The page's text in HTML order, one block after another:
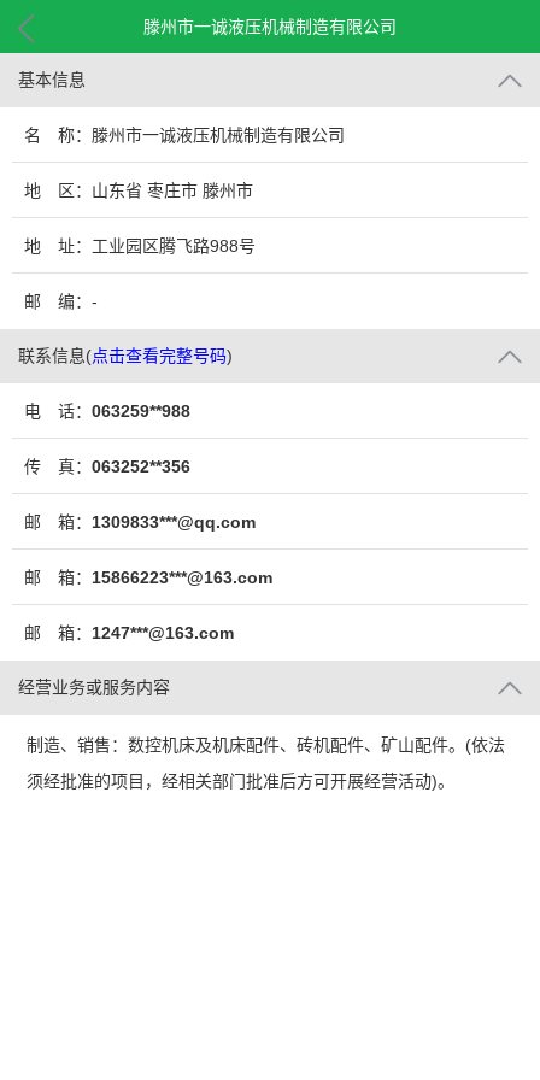
滕州市一诚液压机械制造有限公司
基本信息
名 称：滕州市一诚液压机械制造有限公司
地 区：山东省 枣庄市 滕州市
地 址：工业园区腾飞路988号
邮 编：-
联系信息(点击查看完整号码)
电 话： 063259**988
传 真： 063252**356
邮 箱： 1309833***@qq.com
邮 箱： 15866223***@163.com
邮 箱： 1247***@163.com
经营业务或服务内容
制造、销售：数控机床及机床配件、砖机配件、矿山配件。(依法
须经批准的项目，经相关部门批准后方可开展经营活动)。